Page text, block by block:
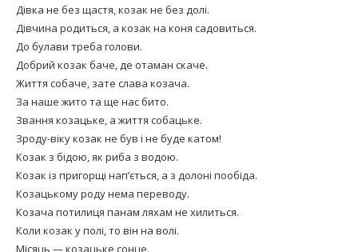
Дівка не без щастя, козак не без долі.
Дівчина родиться, а козак на коня садовиться.
До булави треба голови.
Добрий козак баче, де отаман скаче.
Життя собаче, зате слава козача.
За наше жито та ще нас бито.
Звання козацьке, а життя собацьке.
Зроду-віку козак не був і не буде катом!
Козак з бідою, як риба з водою.
Козак із пригорщі нап’ється, а з долоні пообіда.
Козацькому роду нема переводу.
Козача потилиця панам ляхам не хилиться.
Коли козак у полі, то він на волі.
Місяць — козацьке сонце.